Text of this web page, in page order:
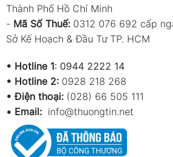
Thành Phố Hồ Chí Minh
- Mã Số Thuế: 0312 076 692 cấp
Sở Kế Hoạch & Đầu Tư TP. HCM
• Hotline 1: 0944 2222 14
• Hotline 2: 0928 218 268
• Điện thoại: (028) 66 505 111
• Email: info@thuongtin.net